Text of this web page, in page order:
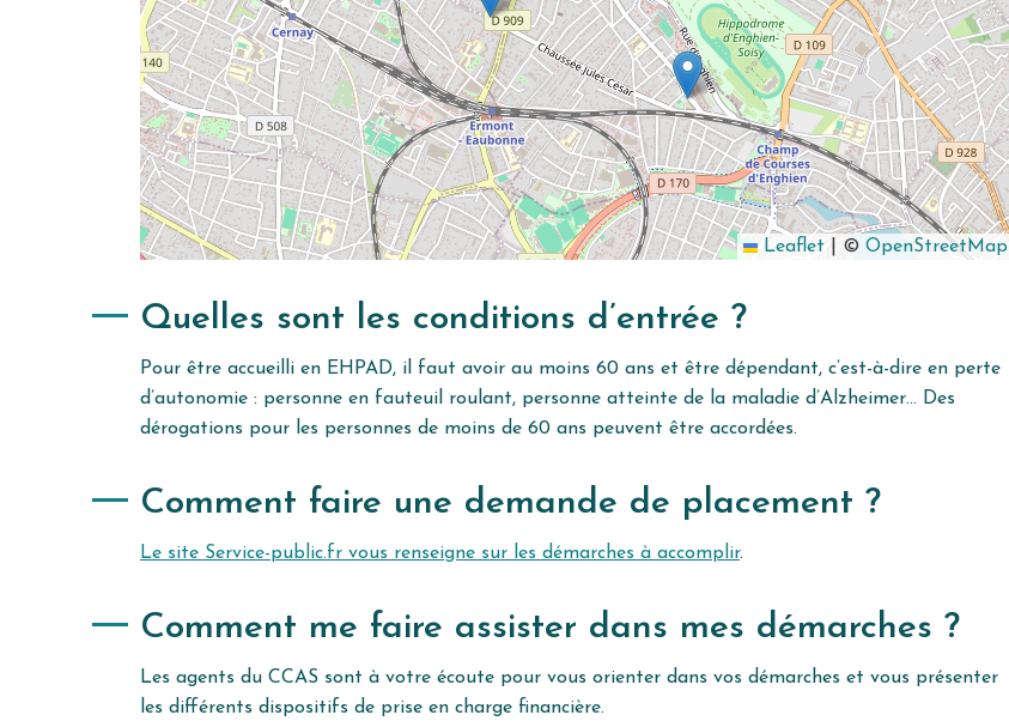
Leaflet © OpenStreetMap
Quelles sont les conditions d’entrée ?
Pour être accueilli en EHPAD, il faut avoir au moins 60 ans et être dépendant, c’est-à-dire en perte
d’autonomie : personne en fauteuil roulant, personne atteinte de la maladie d’Alzheimer… Des
dérogations pour les personnes de moins de 60 ans peuvent être accordées.
Comment faire une demande de placement ?
Le site Service-public.fr vous renseigne sur les démarches à accomplir.
Comment me faire assister dans mes démarches ?
Les agents du CCAS sont à votre écoute pour vous orienter dans vos démarches et vous présenter
les différents dispositifs de prise en charge financière.